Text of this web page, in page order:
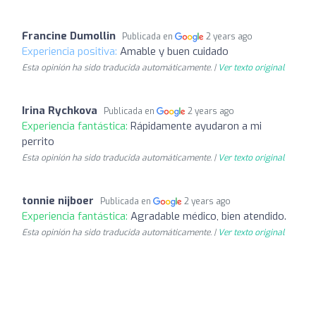
Francine Dumollin Publicada en 2 years ago
Experiencia positiva: Amable y buen cuidado
Esta opinión ha sido traducida automáticamente. | Ver texto original
Irina Rychkova Publicada en 2 years ago
Experiencia fantástica: Rápidamente ayudaron a mi
perrito
Esta opinión ha sido traducida automáticamente. | Ver texto original
tonnie nijboer Publicada en 2 years ago
Experiencia fantástica: Agradable médico, bien atendido.
Esta opinión ha sido traducida automáticamente. | Ver texto original